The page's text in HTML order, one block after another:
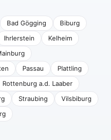
Bad Gögging
Biburg
Ihrlerstein
Kelheim
Passau
Plattling
Rottenburg a.d. Laaber
Straubing
Vilsbiburg